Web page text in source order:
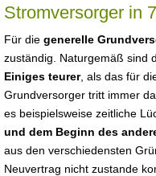
Stromversorger in
Für die generelle
zuständig. Naturgemäß sind
Einiges teurer, als das für
Grundversorger tritt immer
es beispielsweise zeitliche
und dem Beginn des
aus den verschiedensten
Neuvertrag nicht zustande